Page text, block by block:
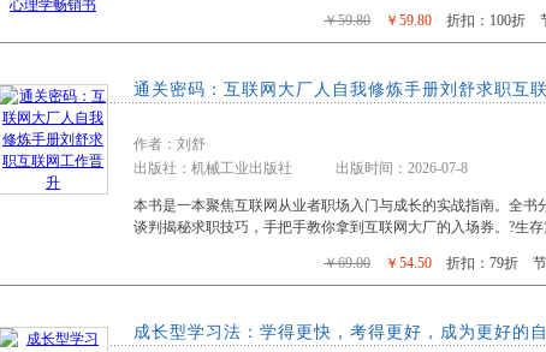
运动户外
汽车用品
手机通讯
家用电器
￥59.80 ￥59.80 折扣：100折
通关密码：互联网大厂人自我修炼手册刘舒求职互
作者：刘舒
出版社：机械工业出版社 出版时间：2026-07-8
本书是一本聚焦互联网从业者职场入门与成长的实战指南。全
谈判揭秘求职技巧，手把手教你拿到互联网大厂的入场券。?生
￥69.00 ￥54.50 折扣：79折 节
成长型学习法：学得更快，考得更好，成为更好的